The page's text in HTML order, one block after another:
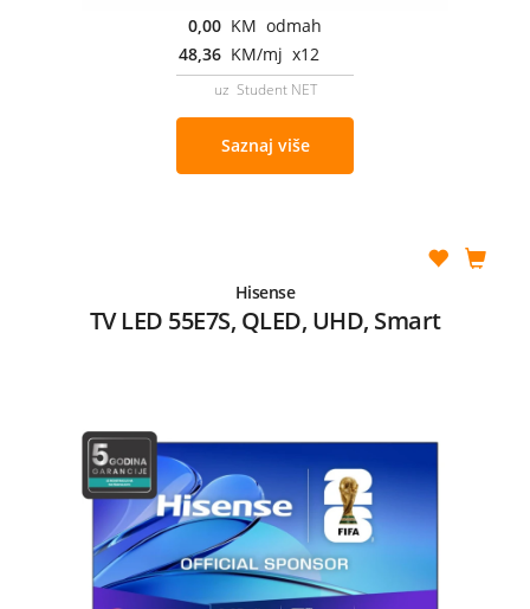
0,00 KM odmah
48,36 KM/mj x12
uz Student NET
Saznaj više
Hisense
TV LED 55E7S, QLED, UHD, Smart